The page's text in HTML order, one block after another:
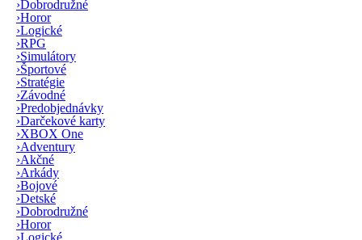
›Dobrodružné
›Horor
›Logické
›RPG
›Simulátory
›Športové
›Stratégie
›Závodné
›Predobjednávky
›Darčekové karty
›XBOX One
›Adventury
›Akčné
›Arkády
›Bojové
›Detské
›Dobrodružné
›Horor
›Logické